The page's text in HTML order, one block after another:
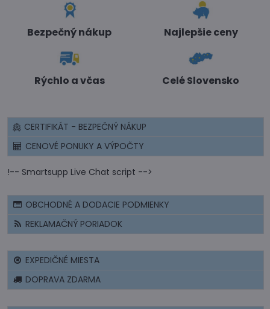
Bezpečný nákup Najlepšie ceny
Rýchlo a včas Celé Slovensko
CERTIFIKÁT - BEZPEČNÝ NÁKUP
CENOVÉ PONUKY A VÝPOČTY
!-- Smartsupp Live Chat script -->
OBCHODNÉ A DODACIE PODMIENKY
REKLAMAČNÝ PORIADOK
EXPEDIČNÉ MIESTA
DOPRAVA ZDARMA